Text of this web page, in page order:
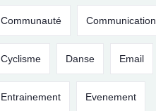
Communauté Communication
Cyclisme Danse Email
Entrainement Evenement